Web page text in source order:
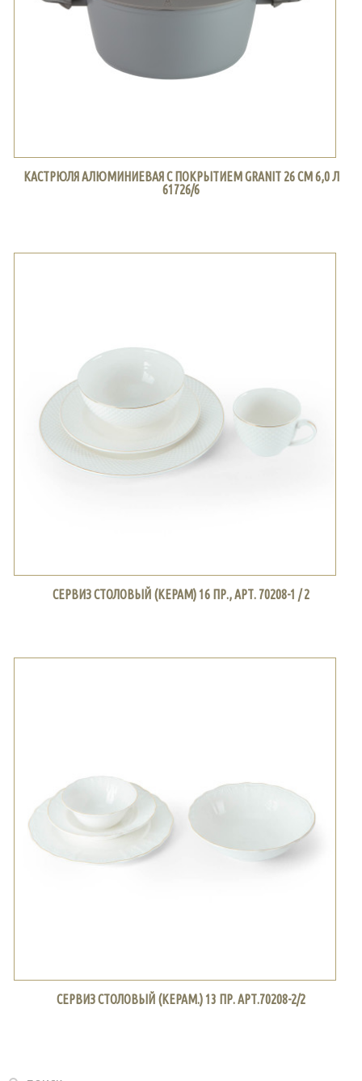
КАСТРЮЛЯ АЛЮМИНИЕВАЯ С ПОКРЫТИЕМ GRANIT 26 СМ 6,0 Л
61726/6
СЕРВИЗ СТОЛОВЫЙ (КЕРАМ) 16 ПР., АРТ. 70208-1 / 2
СЕРВИЗ СТОЛОВЫЙ (КЕРАМ.) 13 ПР. АРТ.70208-2/2